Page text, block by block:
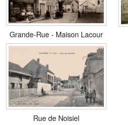
Grande-Rue - Maison Lacour
Rue de Noisiel